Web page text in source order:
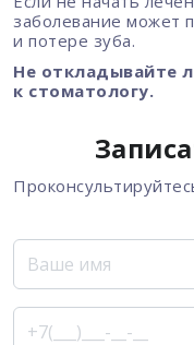
заболевание может
и потере зуба.
Не откладывайте
к стоматологу.